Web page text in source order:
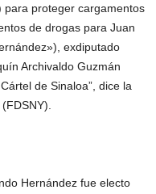
para proteger cargamentos
de drogas para Juan
exdiputado
Archivaldo Guzmán
de Sinaloa”, dice la
Hernández fue electo